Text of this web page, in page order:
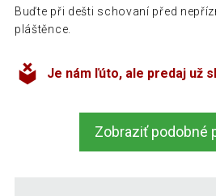
Buďte při dešti schovaní před
pláštěnce.
Je nám ľúto, ale predaj už
Zobraziť podobné